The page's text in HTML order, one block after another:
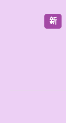
新